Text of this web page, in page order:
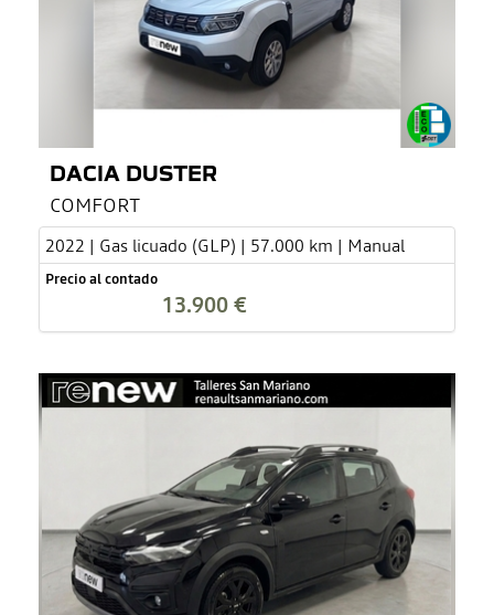
DACIA DUSTER
COMFORT
2022 | Gas licuado (GLP) | 57.000 km | Manual
Precio al contado
13.900 €